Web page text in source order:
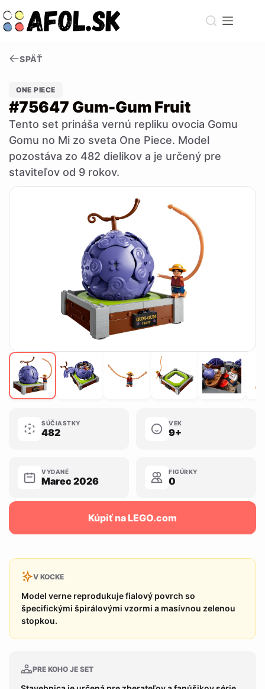
to
content
SPÄŤ
ONE PIECE
#75647 Gum-Gum Fruit
Tento set prináša vernú repliku ovocia Gomu
Gomu no Mi zo sveta One Piece. Model
pozostáva zo 482 dielikov a je určený pre
staviteľov od 9 rokov.
SÚČIASTKY
482
VEK
9+
VYDANÉ
Marec 2026
FIGÚRKY
0
Kúpiť na LEGO.com
V KOCKE
Model verne reprodukuje fialový povrch so
špecifickými špirálovými vzormi a masívnou zelenou
stopkou.
PRE KOHO JE SET